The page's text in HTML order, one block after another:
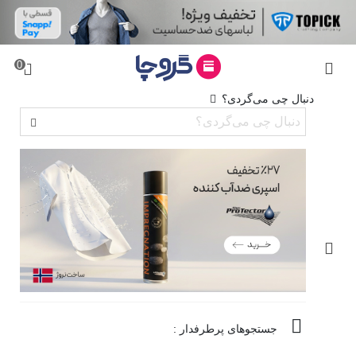
0
دنبال چی می‌گردی؟
جستجوهای پرطرفدار :